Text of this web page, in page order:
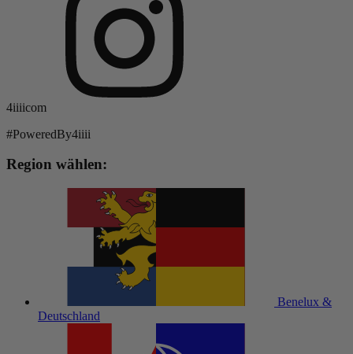
4iiiicom
#PoweredBy4iiii
Region wählen:
Benelux &
Deutschland